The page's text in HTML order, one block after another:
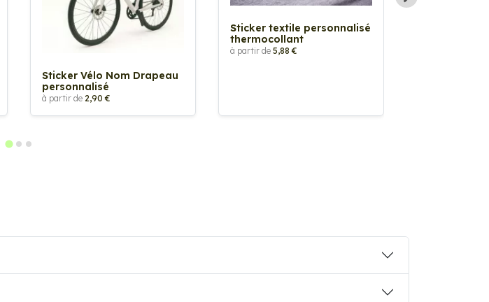
Sticker Vélo Nom Drapeau
personnalisé
à partir de 2,90 €
Sticker textile personnalisé
thermocollant
à partir de 5,88 €